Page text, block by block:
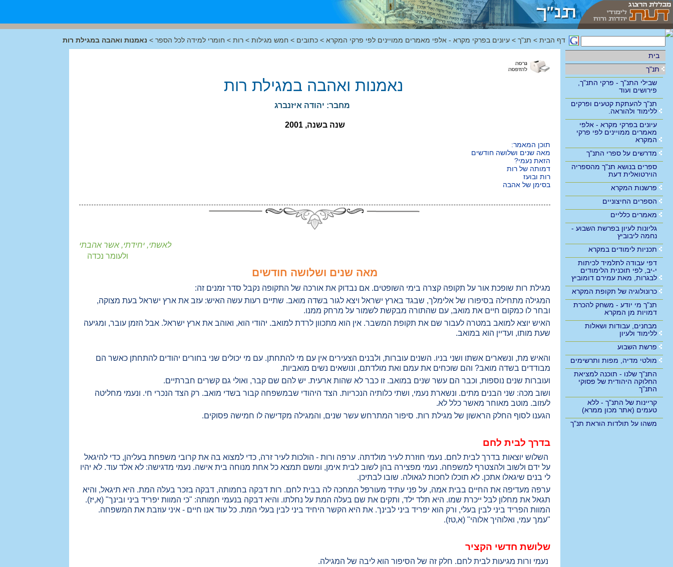
בית
תנ"ך
שבילי התנ"ך - פרקי התנ"ך,
פירושים ועוד
תנ"ך להעתקת קטעים ופרקים
ללימוד ולהוראה.
עיונים בפרקי מקרא - אלפי
מאמרים ממויינים לפי פרקי
המקרא
מדרשים על ספרי התנ"ך
ספרים בנושא תנ"ך מהספריה
הוירטואלית דעת
פרשנות המקרא
הספרים החיצוניים
מאמרים כלליים
גליונות לעיון בפרשת השבוע -
נחמה ליבוביץ
תכניות לימודים במקרא
דפי עבודה לתלמיד לכיתות
י-יב, לפי תוכנית הלימודים
לבגרות, מאת עמירם דומוביץ
כרונולוגיה של תקופת המקרא
תנ"ך מי יודע - משחק להכרת
דמויות מן המקרא
מבחנים, עבודות ושאלות
ללימוד ולעיון
פרשת השבוע
מולטי מדיה, מפות ותרשימים
התנ"ך שלנו - תוכנה למציאת
החלוקה היהודית של פסוקי
התנ"ך
קריינות של התנ"ך - ללא
טעמים (אתר מכון ממרא)
משהו על תולדות הוראת תנ"ך
דף הבית > תנ"ך > עיונים בפרקי מקרא - אלפי מאמרים ממויינים לפי פרקי המקרא > כתובים > חמש מגילות > רות > חומרי למידה לכל הספר > נאמנות ואהבה במגילת רות
נאמנות ואהבה במגילת רות
מחבר: יהודה איזנברג
שנה בשנה, 2001
תוכן המאמר:
מאה שנים ושלושה חודשים
הזאת נעמי?
דמותה של רות
רות ובועז
בסימן של אהבה
לאשתי, יחידתי, אשר אהבתי
ולעומר נכדה
מאה שנים ושלושה חודשים
מגילת רות שופכת אור על תקופה קצרה בימי השופטים. אם נבדוק את אורכה של התקופה נקבל סדר זמנים זה:
המגילה מתחילה בסיפורו של אלימלך, שבגד בארץ ישראל ויצא לגור בשדה מואב. שתיים רעות עשה האיש: עזב את ארץ ישראל בעת מצוקה,
ובחר לו כמקום חיים את מואב, עם שהתורה מבקשת לשמור על מרחק ממנו.
האיש יוצא למואב במטרה לעבור שם את תקופת המשבר. אין הוא מתכוון לרדת למואב. יהודי הוא, ואוהב את ארץ ישראל. אבל הזמן עובר, ומגיעה
שעת מותו, ועדיין הוא במואב.
והאיש מת, ונשארים אשתו ושני בניו. השנים עוברות, ולבנים הצעירים אין עם מי להתחתן. עם מי יכולים שני בחורים יהודים להתחתן כאשר הם
מבודדים בשדה מואב? והם שוכחים את עמם ואת מולדתם, ונושאים נשים מואביות.
ועוברות שנים נוספות, וכבר הם עשר שנים במואב. זו כבר לא שהות ארעית. יש להם שם קבר, ואולי גם קשרים חברתיים.
ושוב מכה: שני הבנים מתים. ונשארת נעמי, ושתי כלותיה הנכריות. הצד היהודי שבמשפחה קבור בשדי מואב. רק הצד הנכרי חי. ונעמי מחליטה
לעזוב. מוטב מאוחר מאשר כלל לא.
הגענו לסוף החלק הראשון של מגילת רות. סיפור המתרחש עשר שנים, והמגילה מקדישה לו חמישה פסוקים.
בדרך לבית לחם
השלוש יוצאות בדרך לבית לחם. נעמי חוזרת לעיר מולדתה. ערפה ורות - הולכות לעיר זרה, כדי למצוא בה את קרובי משפחת בעליהן, כדי להיגאל
על ידם ולשוב ולהצטרף למשפחה. נעמי מפצירה בהן לשוב לבית אימן, ומשם תמצא כל אחת מנוחה בית אישה. נעמי מדגישה: לא אלד עוד. לא יהיו
לי בנים שיגאלו אתכן. לא תוכלו לחכות לגאולה. שובו לבתיכן.
ערפה מעדיפה את החיים בבית אמה, על פני עתיד מעורפל המחכה לה בבית לחם. רות דבקה בחמותה, דבקה בזכר בעלה המת. היא תיגאל, והיא
תגאל את מחלון לבל ייכרת שמו. היא תלד ילד, ותקים את שם בעלה המת על נחלתו. והיא דבקה בנעמי חמותה: "כי המוות יפריד ביני ובינך" (א,יז).
המוות הפריד ביני לבין בעלי, ורק הוא יפריד ביני לבינך. את היא הקשר היחיד ביני לבין בעלי המת. כל עוד אנו חיים - איני עוזבת את המשפחה.
"עמך עמי, ואלוהיך אלוהי" (א,טז).
שלושת חדשי הקציר
נעמי ורות מגיעות לבית לחם. חלק זה של הסיפור הוא ליבה של המגילה.